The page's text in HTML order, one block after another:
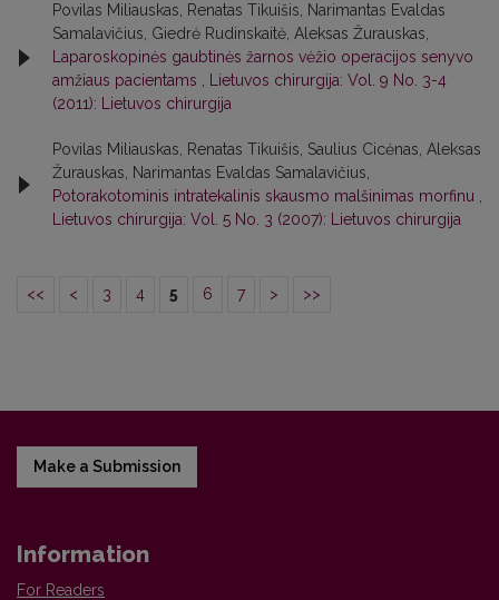
Povilas Miliauskas, Renatas Tikuišis, Narimantas Evaldas
Samalavičius, Giedrė Rudinskaitė, Aleksas Žurauskas,
Laparoskopinės gaubtinės žarnos vėžio operacijos senyvo
amžiaus pacientams
Lietuvos chirurgija: Vol. 9 No. 3-4
(2011): Lietuvos chirurgija
Povilas Miliauskas, Renatas Tikuišis, Saulius Cicėnas, Aleksas
Žurauskas, Narimantas Evaldas Samalavičius,
Potorakotominis intratekalinis skausmo malšinimas morfinu
Lietuvos chirurgija: Vol. 5 No. 3 (2007): Lietuvos chirurgija
<< < 3 4 5 6 7 > >>
Make a Submission
Information
For Readers